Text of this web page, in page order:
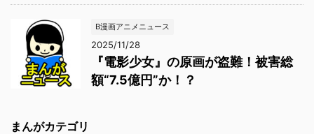
B漫画アニメニュース
2025/11/28
『電影少女』の原画が盗難！被害総
額“7.5億円”か！？
まんがカテゴリ